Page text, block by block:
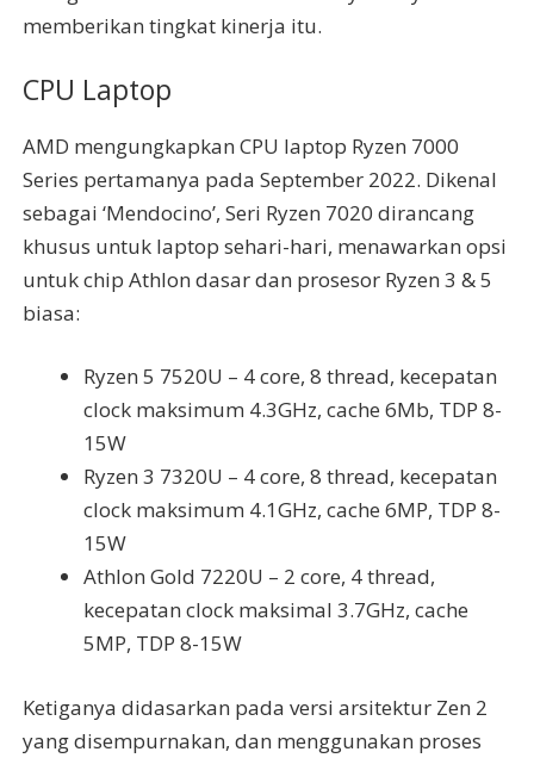
memberikan tingkat kinerja itu.
CPU Laptop
AMD mengungkapkan CPU laptop Ryzen 7000
Series pertamanya pada September 2022. Dikenal
sebagai ‘Mendocino’, Seri Ryzen 7020 dirancang
khusus untuk laptop sehari-hari, menawarkan opsi
untuk chip Athlon dasar dan prosesor Ryzen 3 & 5
biasa:
Ryzen 5 7520U – 4 core, 8 thread, kecepatan
clock maksimum 4.3GHz, cache 6Mb, TDP 8-
15W
Ryzen 3 7320U – 4 core, 8 thread, kecepatan
clock maksimum 4.1GHz, cache 6MP, TDP 8-
15W
Athlon Gold 7220U – 2 core, 4 thread,
kecepatan clock maksimal 3.7GHz, cache
5MP, TDP 8-15W
Ketiganya didasarkan pada versi arsitektur Zen 2
yang disempurnakan, dan menggunakan proses